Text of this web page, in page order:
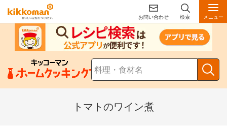
お問い合わせ 検索 メニュー
トマトのワイン煮